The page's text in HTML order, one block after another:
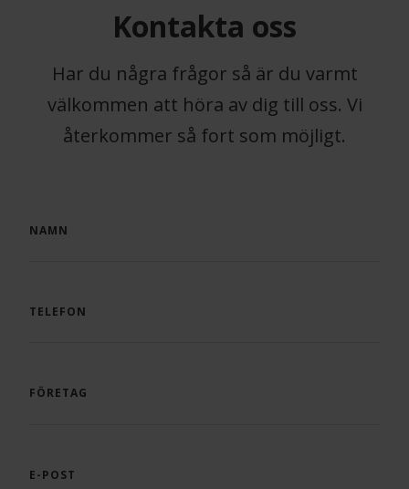
Kontakta oss
Har du några frågor så är du varmt
välkommen att höra av dig till oss. Vi
återkommer så fort som möjligt.
NAMN
TELEFON
FÖRETAG
E-POST